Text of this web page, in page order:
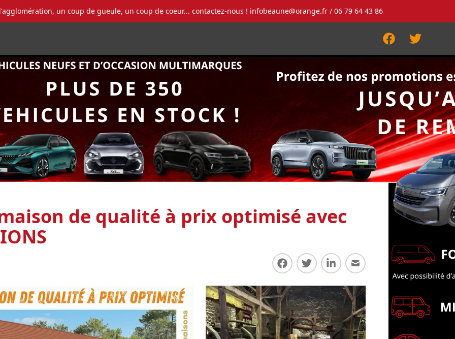
un coup de gueule, un coup de coeur... contactez-nous ! infobeaune@orange.fr/ 06 79 64 43 86
FacebookTwitter
de qualité à prix optimisé avec
Partager sur Facebook
Partager sur Twitter
Partager sur LinkedIn
Partager par E-mail